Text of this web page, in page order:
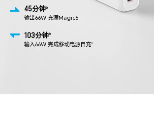
45分钟6
输出66W 充满Magic6
103分钟6
输入66W 完成移动电源自充6